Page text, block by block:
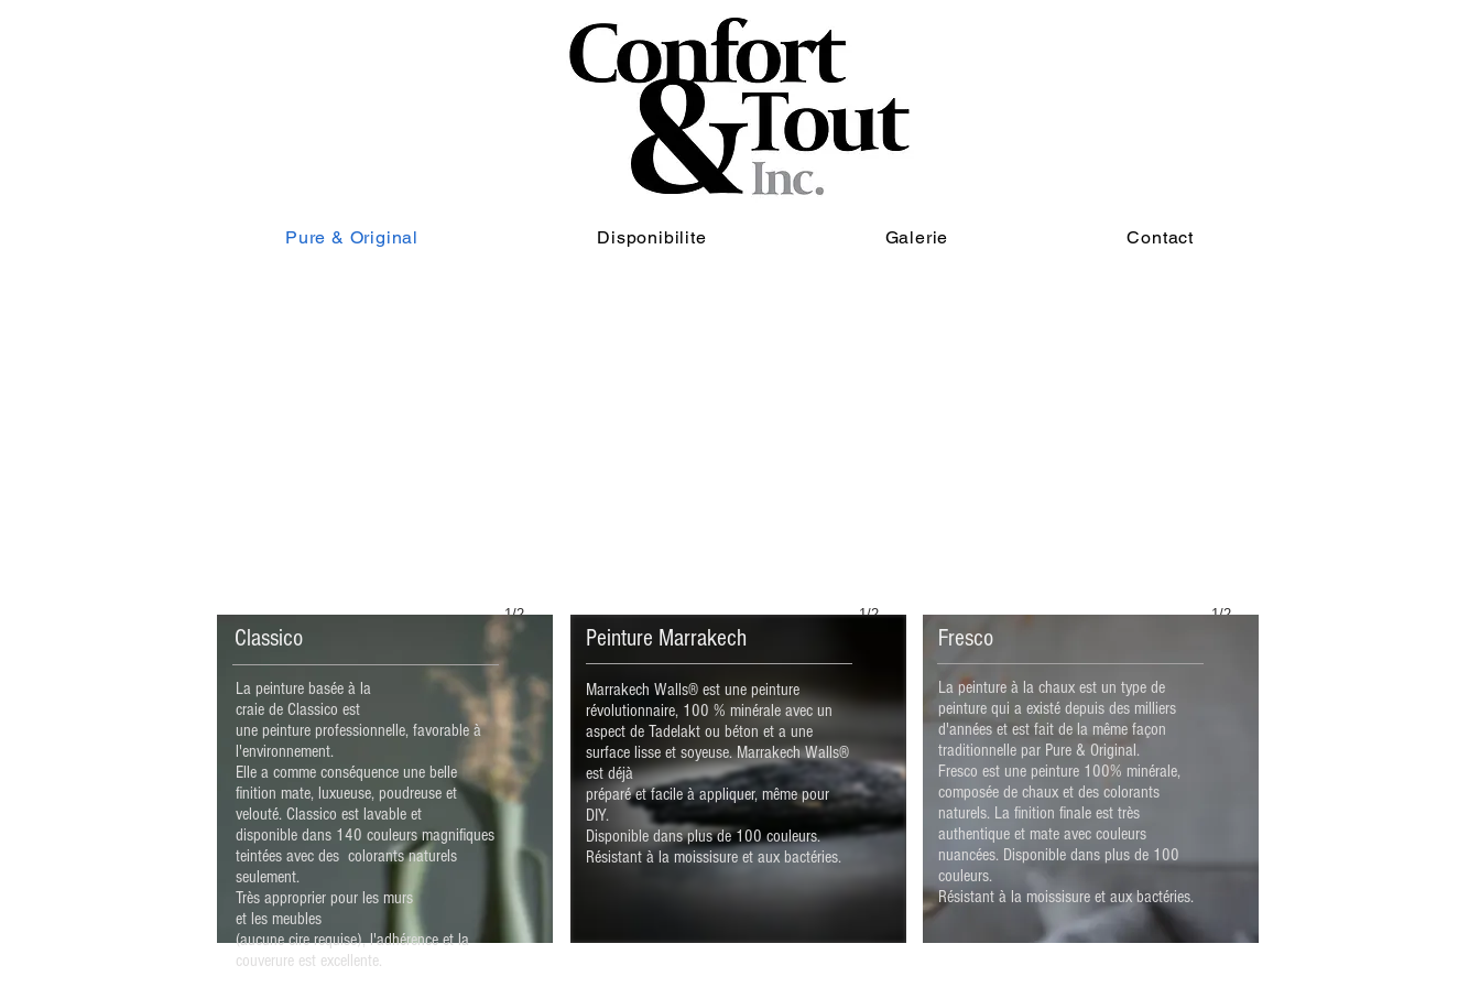
Pure & Original Disponibilite Galerie Contact
1/2
1/2
1/2
La peinture à la chaux est un type de
peinture qui a existé depuis des milliers
d'années et est fait de la même façon
traditionnelle par Pure & Original.
Fresco est une peinture 100% minérale,
composée de chaux et des colorants
naturels. La finition finale est très
authentique et mate avec couleurs
nuancées. Disponible dans plus de 100
couleurs.
Résistant à la moissisure et aux bactéries.
Fresco
Classico Peinture Marrakech
La peinture basée à la
craie de Classico est
une peinture professionnelle, favorable à
l'environnement.
Elle a comme conséquence une belle
finition mate, luxueuse, poudreuse et
velouté. Classico est lavable et
disponible dans 140 couleurs magnifiques
teintées avec des colorants naturels
seulement.
Très approprier pour les murs
et les meubles
(aucune cire requise), l'adhérence et la
couverure est excellente.
Marrakech Walls® est une peinture
révolutionnaire, 100 % minérale avec un
aspect de Tadelakt ou béton et a une
surface lisse et soyeuse. Marrakech Walls®
est déjà
préparé et facile à appliquer, même pour
DIY.
Disponible dans plus de 100 couleurs.
Résistant à la moissisure et aux bactéries.